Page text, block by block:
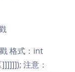
格式：int
注意：